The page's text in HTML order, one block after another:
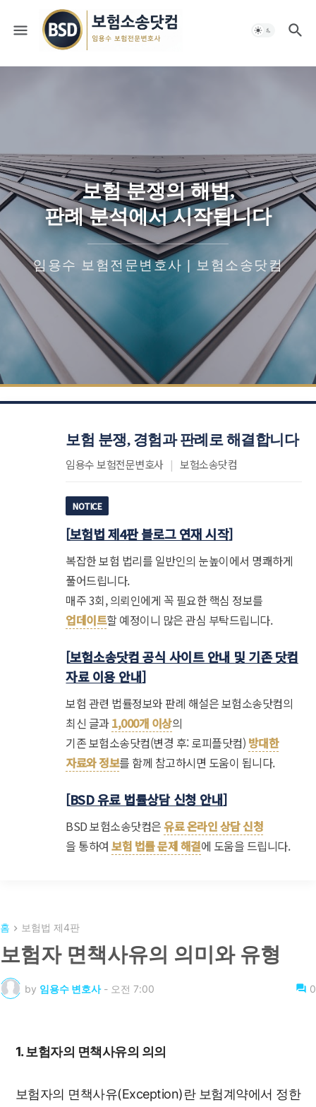
보험 분쟁의 해법,
판례 분석에서 시작됩니다
임용수 보험전문변호사 | 보험소송닷컴
보험 분쟁, 경험과 판례로 해결합니다
임용수 보험전문변호사 | 보험소송닷컴
NOTICE
[보험법 제4판 블로그 연재 시작]
복잡한 보험 법리를 일반인의 눈높이에서 명쾌하게
풀어드립니다.
매주 3회, 의뢰인에게 꼭 필요한 핵심 정보를
업데이트할 예정이니 많은 관심 부탁드립니다.
[보험소송닷컴 공식 사이트 안내 및 기존 닷컴
자료 이용 안내]
보험 관련 법률정보와 판례 해설은 보험소송닷컴의
최신 글과1,000개 이상의
기존 보험소송닷컴(변경 후: 로피플닷컴) 방대한
자료와 정보를 함께 참고하시면 도움이 됩니다.
[BSD 유료 법률상담 신청 안내]
BSD 보험소송닷컴은유료 온라인 상담 신청
을 통하여보험 법률 문제 해결에 도움을 드립니다.
홈 보험법 제4판
보험자 면책사유의 의미와 유형
by 임용수 변호사 - 오전 7:00 0
1. 보험자의 면책사유의 의의
보험자의 면책사유(Exception)란 보험계약에서 정한